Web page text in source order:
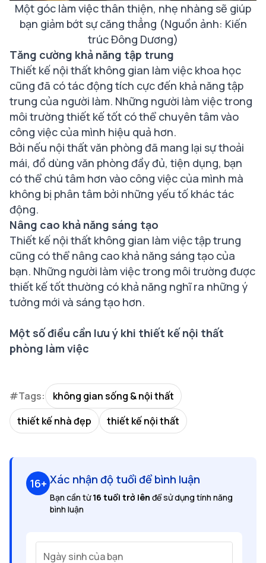
Một góc làm việc thân thiện, nhẹ nhàng sẽ giúp
bạn giảm bớt sự căng thẳng (Nguồn ảnh: Kiến
trúc Đông Dương)
Tăng cường khả năng tập trung
Thiết kế nội thất không gian làm việc khoa học
cũng đã có tác động tích cực đến khả năng tập
trung của người làm. Những người làm việc trong
môi trường thiết kế tốt có thể chuyên tâm vào
công việc của mình hiệu quả hơn.
Bởi nếu nội thất văn phòng đã mang lại sự thoải
mái, đồ dùng văn phòng đầy đủ, tiện dụng, bạn
có thể chú tâm hơn vào công việc của mình mà
không bị phân tâm bởi những yếu tố khác tác
động.
Nâng cao khả năng sáng tạo
Thiết kế nội thất không gian làm việc tập trung
cũng có thể nâng cao khả năng sáng tạo của
bạn. Những người làm việc trong môi trường được
thiết kế tốt thường có khả năng nghĩ ra những ý
tưởng mới và sáng tạo hơn.
Một số điều cần lưu ý khi thiết kế nội thất
phòng làm việc
#Tags:
không gian sống & nội thất
thiết kế nhà đẹp
thiết kế nội thất
16+ Xác nhận độ tuổi để bình luận
Bạn cần từ16 tuổi trở lên để sử dụng tính năng
bình luận
Ngày sinh của bạn